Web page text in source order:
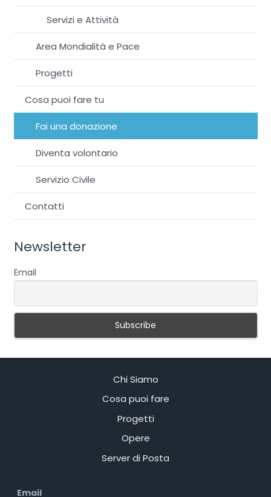
Servizi e Attività
Area Mondialità e Pace
Progetti
Cosa puoi fare tu
Fai una donazione
Diventa volontario
Servizio Civile
Contatti
Newsletter
Email
Chi Siamo
Cosa puoi fare
Progetti
Opere
Server di Posta
Email